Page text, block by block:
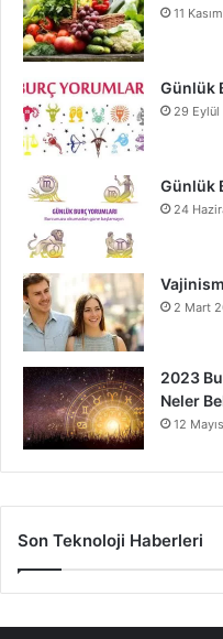
11
Günlük
29 Eylül
Günlük
24
2 Mart
2023
Neler
12
Son Teknoloji Haberleri